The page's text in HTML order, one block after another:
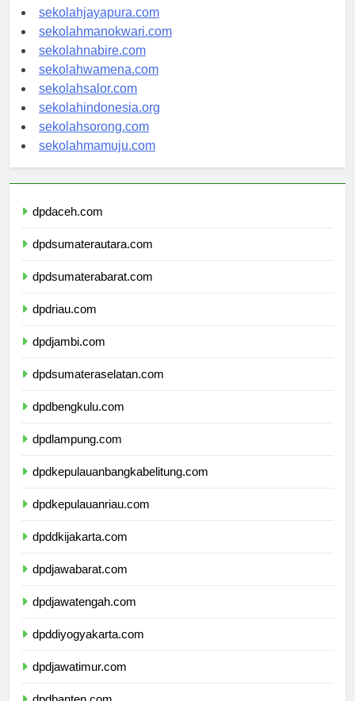
sekolahambon.com
sekolahjayapura.com
sekolahmanokwari.com
sekolahnabire.com
sekolahwamena.com
sekolahsalor.com
sekolahindonesia.org
sekolahsorong.com